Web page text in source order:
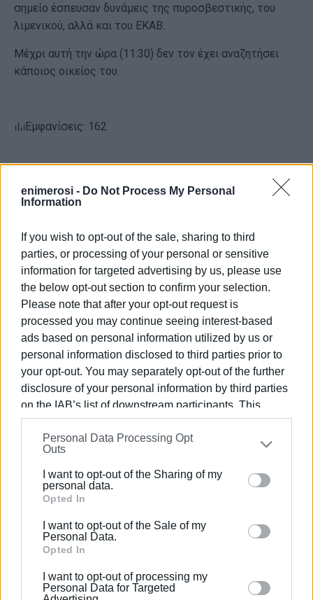
enimerosi - Do Not Process My Personal
Information
If you wish to opt-out of the sale, sharing to third
parties, or processing of your personal or sensitive
information for targeted advertising by us, please use
the below opt-out section to confirm your selection.
Please note that after your opt-out request is
processed you may continue seeing interest-based
ads based on personal information utilized by us or
personal information disclosed to third parties prior to
your opt-out. You may separately opt-out of the further
disclosure of your personal information by third parties
on the IAB’s list of downstream participants. This
information may also be disclosed by us to third parties
on theIAB’s List of Downstream Participants
that may
further disclose it to other third parties.
Please note that this website/app uses one or more
Google services and may gather and store information
behaviour. You may click to grant or deny consent to
Google and its third-party tags to use your data for
section.
Personal Data Processing Opt
Outs
I want to opt-out of the Sharing of my
personal data.
Opted In
I want to opt-out of the Sale of my
Personal Data.
Opted In
I want to opt-out of processing my
Personal Data for Targeted
σημείο έσπευσαν δυνάμεις της πυροσβεστικής, του
λιμενικού, αλλά και του ΕΚΑΒ.
Μέχρι αυτή την ώρα (11:30) δεν τον έχει αναζητήσει
κάποιος οικείος του.
Εμφανίσεις: 162
ΒΑΣΙΛΗΣ ΠΑΝΤΑΖΟΠΟΥΛΟΣ
Ο Βασίλης Πανταζόπουλος είναι απόφοιτος του
τμήματος Μεσογειακών Σπουδών του
Πανεπιστημίου Αιγαίου (Ρόδος), με ειδίκευση
στις Διεθνείς Σχέσεις. Επιπλέον, είναι κάτοχος
Μεταπτυχιακού Τίτλου από το Πανεπιστήμιο του
Readingστις Στρατηγικές Σπουδές.
Ακολουθήστε το enimerosi στο